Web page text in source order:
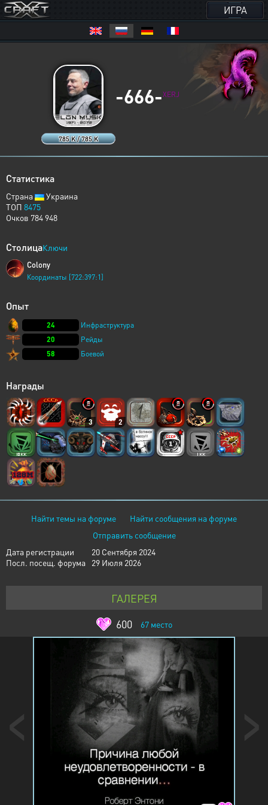
ИГРА
785 K / 785 K
-666-XERJ
Статистика
Страна
Украина
ТОП 8475
Очков 784 948
СтолицаКлючи
Colony
Координаты [722:397:1]
Опыт
24
Инфраструктура
20
Рейды
58
Боевой
Награды
3 2
Найти темы на форуме
Найти сообщения на форуме
Отправить сообщение
Дата регистрации
20 Сентября 2024
Посл. посещ. форума
29 Июля 2026
ГАЛЕРЕЯ
600
67место